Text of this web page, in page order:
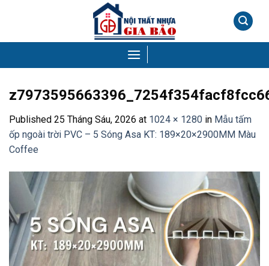
Published 25 Tháng Sáu, 2026 at 1024 × 1280 in Mẫu tấm
ốp ngoài trời PVC – 5 Sóng Asa KT: 189×20×2900MM Màu
Coffee